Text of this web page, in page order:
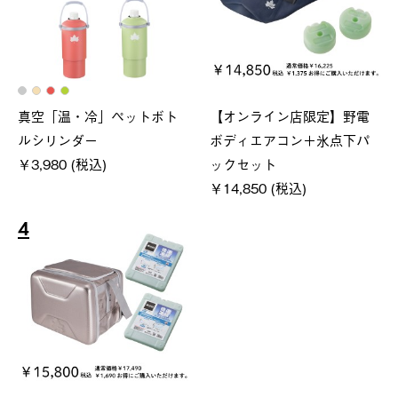
真空「温・冷」ペットボト
ルシリンダー
￥3,980 (税込)
【オンライン店限定】野電
ボディエアコン＋氷点下パ
ックセット
￥14,850 (税込)
4